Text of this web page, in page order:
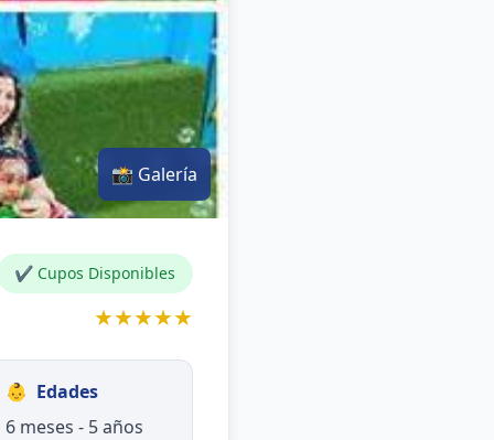
📸 Galería
✔ Cupos Disponibles
★★★★★
👶 Edades
6 meses - 5 años